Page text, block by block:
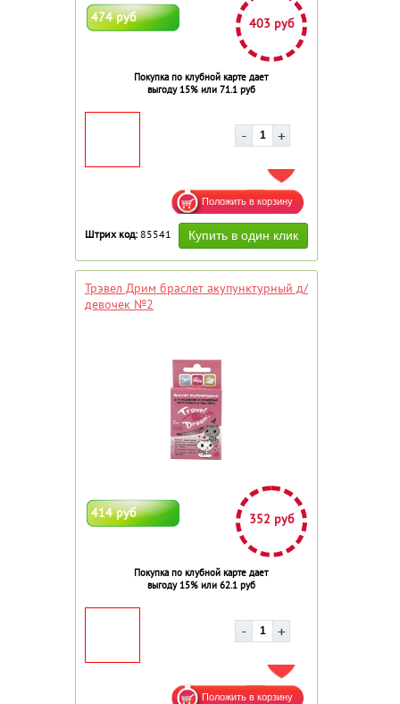
474 руб 403 руб
Покупка по клубной карте дает
выгоду 15% или 71.1 руб
ДОБАВИТЬ В ИЗБРАННОЕ
Штрих код: 85541
Трэвел Дрим браслет акупунктурный д/
девочек №2
414 руб 352 руб
Покупка по клубной карте дает
выгоду 15% или 62.1 руб
ДОБАВИТЬ В ИЗБРАННОЕ